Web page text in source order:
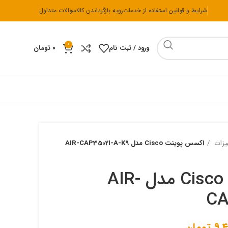
شرایط و قوانین استفاده از خدماترویه بازگرداندن کالاسوالات متداول
ورود / ثبت نام 0 ۰ تومان
اس اس دی SATA
موس و کیبورد تسکو
اکسس پوینت Cisco مدل AIR-CAP3502I-A-K9
اکسس پوینت Cisco مدل AIR-